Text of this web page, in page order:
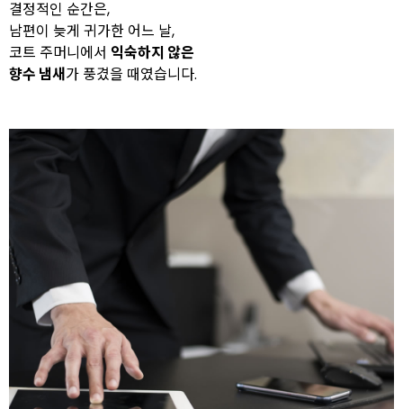
결정적인 순간은,
남편이 늦게 귀가한 어느 날,
코트 주머니에서 익숙하지 않은
향수 냄새가 풍겼을 때였습니다.